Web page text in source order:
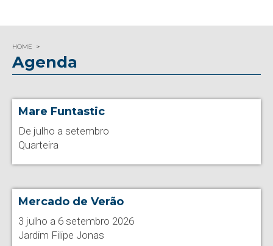
HOME
Agenda
Mare Funtastic
De julho a setembro
Quarteira
Mercado de Verão
3 julho a 6 setembro 2026
Jardim Filipe Jonas